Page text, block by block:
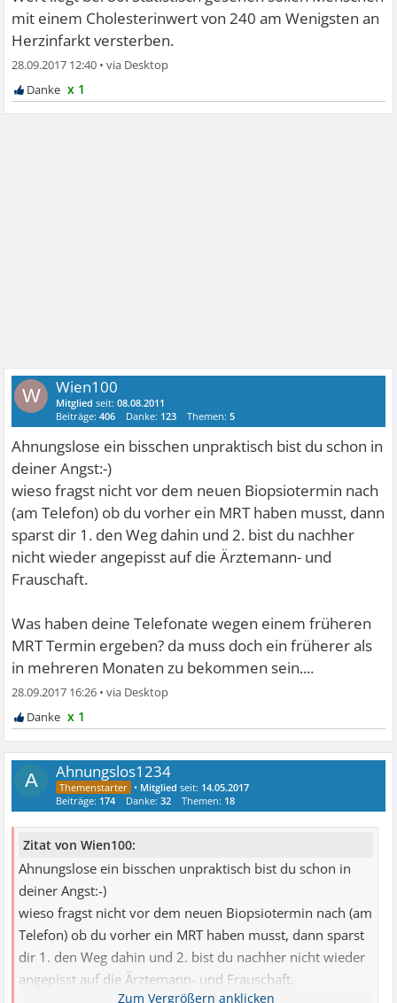
mit einem Cholesterinwert von 240 am Wenigsten an
Herzinfarkt versterben.
28.09.2017 12:40 •
x 1
W Wien100
Mitglied seit:08.08.2011
Beiträge:406 Danke: 123 Themen:5
Ahnungslose ein bisschen unpraktisch bist du schon in
deiner Angst:-)
wieso fragst nicht vor dem neuen Biopsiotermin nach
(am Telefon) ob du vorher ein MRT haben musst, dann
sparst dir 1. den Weg dahin und 2. bist du nachher
nicht wieder angepisst auf die Ärztemann- und
Frauschaft.
Was haben deine Telefonate wegen einem früheren
MRT Termin ergeben? da muss doch ein früherer als
in mehreren Monaten zu bekommen sein....
28.09.2017 16:26 •
x 1
A Ahnungslos1234
• Mitglied seit: 14.05.2017
Beiträge: 174 Danke:32 Themen: 18
Zitat von Wien100:
Ahnungslose ein bisschen unpraktisch bist du schon in
deiner Angst:-)
wieso fragst nicht vor dem neuen Biopsiotermin nach (am
Telefon) ob du vorher ein MRT haben musst, dann sparst
dir 1. den Weg dahin und 2. bist du nachher nicht wieder
angepisst auf die Ärztemann- und Frauschaft.